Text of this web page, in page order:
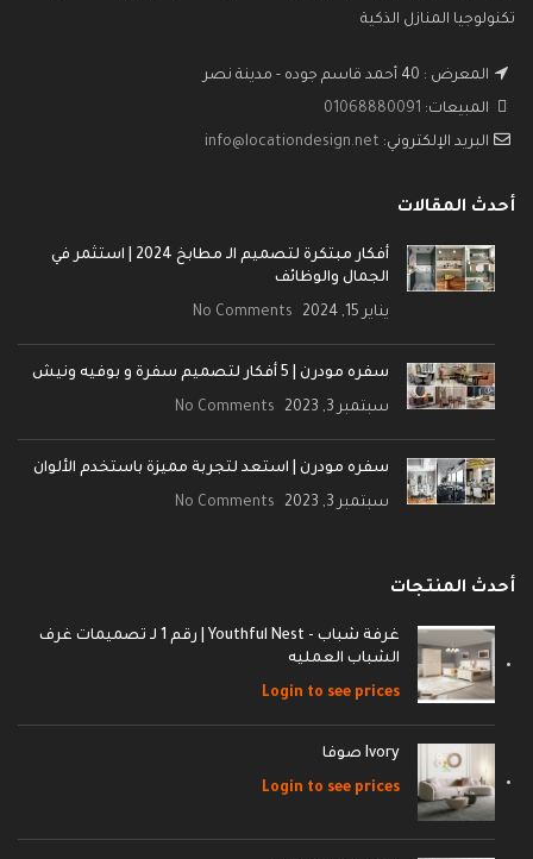
تكنولوجيا المنازل الذكية
المعرض : 40 أحمد قاسم جوده - مدينة نصر
المبيعات: 01068880091
البريد الإلكتروني: info@locationdesign.net
أحدث المقالات
أفكار مبتكرة لتصميم الـ مطابخ 2024 | استثمر في
الجمال والوظائف
يناير 15, 2024 No Comments
سفره مودرن | 5 أفكار لتصميم سفرة و بوفيه ونيش
سبتمبر 3, 2023 No Comments
سفره مودرن | استعد لتجربة مميزة باستخدم الألوان
سبتمبر 3, 2023 No Comments
أحدث المنتجات
غرفة شباب - Youthful Nest | رقم 1 لـ تصميمات غرف
الشباب العمليه
Login to see prices
Ivory صوفا
Login to see prices